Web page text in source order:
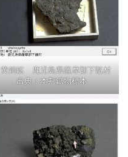
黄銅鉱 鹿児島県薩摩郡下甑村
出典：本邦鉱物標本